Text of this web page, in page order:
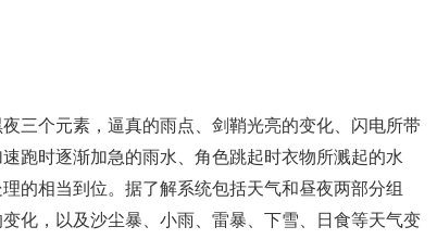
个元素，逼真的雨点、剑鞘光亮的变化、闪电所带
跑时逐渐加急的雨水、角色跳起时衣物所溅起的水
的相当到位。据了解系统包括天气和昼夜两部分组
化，以及沙尘暴、小雨、雷暴、下雪、日食等天气变